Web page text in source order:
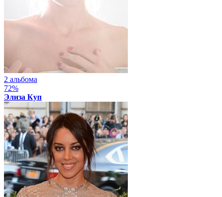
2 альбома
72%
Элиза Куп